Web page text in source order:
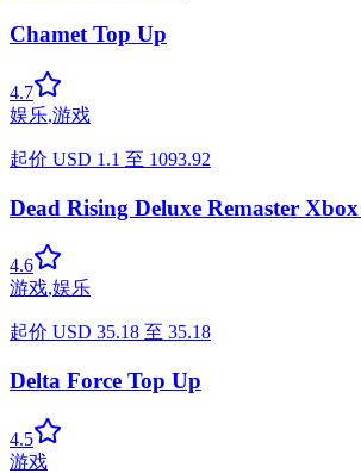
Chamet Top Up
4.7
娱乐,游戏
起价 USD 1.1 至 1093.92
Dead Rising Deluxe Remaster
4.6
游戏,娱乐
起价 USD 35.18 至 35.18
Delta Force Top Up
4.5
游戏